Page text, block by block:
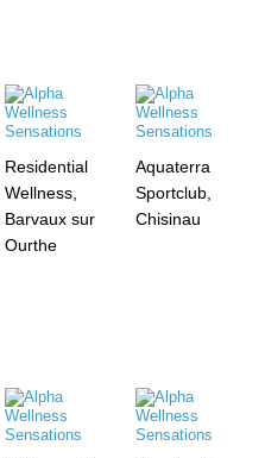
Residential
Wellness,
Barvaux sur
Ourthe
Aquaterra
Sportclub,
Chisinau